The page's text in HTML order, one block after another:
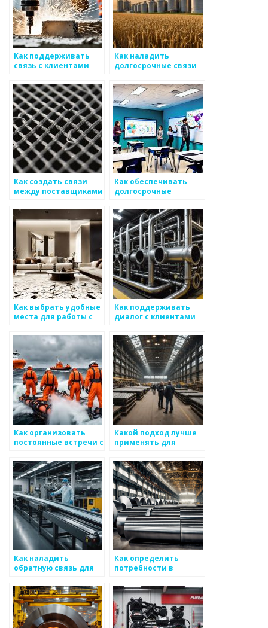
Как поддерживать
связь с клиентами
металоизделий
Как наладить
долгосрочные связи
поставщиками
металоизделий
Как создать связи
между поставщиками
металоизделий
Как обеспечивать
долгосрочные
клиентами по
металлоизделиям
Как выбрать удобные
места для работы с
металоизделиям
Как поддерживать
диалог с клиентами
деталей по
металоизделиям
Как организовать
постоянные встречи с
получения отзывов
по металлоизделиям
Какой подход лучше
применять для
сотрудничества с
клиентами
Как наладить
обратную связь для
обслуживания
клиентов по
металоизделиям
Как определить
потребности в
для повышения
кастомизации
продукции